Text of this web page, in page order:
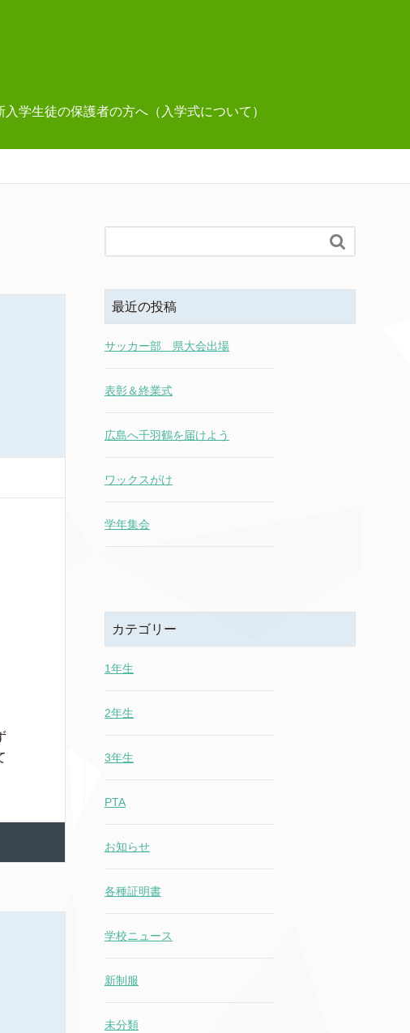
入学生徒の保護者の方へ（入学式について）

最近の投稿
サッカー部 県大会出場
表彰＆終業式
広島へ千羽鶴を届けよう
ワックスがけ
学年集会
カテゴリー
1年生
2年生
3年生
PTA
お知らせ
各種証明書
学校ニュース
新制服
未分類